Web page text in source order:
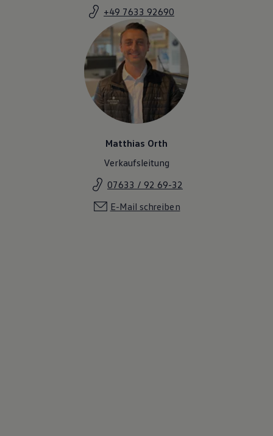
+49 7633 92690
Matthias Orth
Verkaufsleitung
07633 / 92 69-32
E-Mail schreiben